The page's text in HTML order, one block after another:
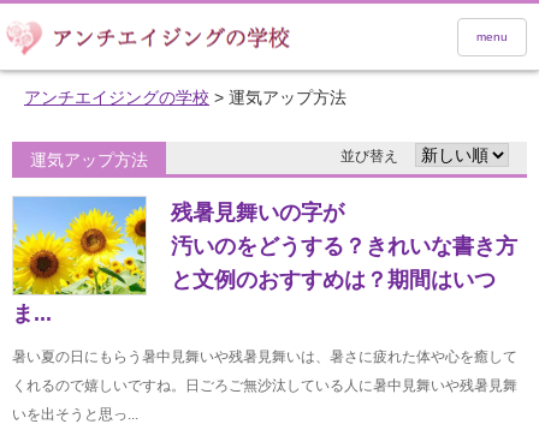
menu
アンチエイジングの学校 > 運気アップ方法
運気アップ方法 並び替え
残暑見舞いの字が
汚いのをどうする？きれいな書き方
と文例のおすすめは？期間はいつ
ま...
暑い夏の日にもらう暑中見舞いや残暑見舞いは、暑さに疲れた体や心を癒して
くれるので嬉しいですね。日ごろご無沙汰している人に暑中見舞いや残暑見舞
いを出そうと思っ...